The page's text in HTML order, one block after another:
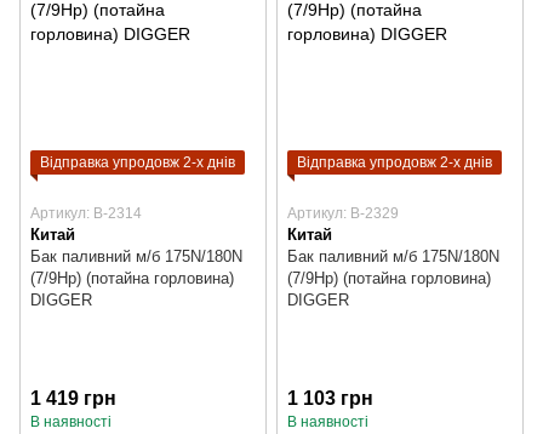
Відправка упродовж 2-х днів
Артикул: B-2314
Китай
Бак паливний м/б 175N/180N
(7/9Hp) (потайна горловина)
DIGGER
1 419 грн
В наявності
Відправка упродовж 2-х днів
Артикул: B-2329
Китай
Бак паливний м/б 175N/180N
(7/9Hp) (потайна горловина)
DIGGER
1 103 грн
В наявності